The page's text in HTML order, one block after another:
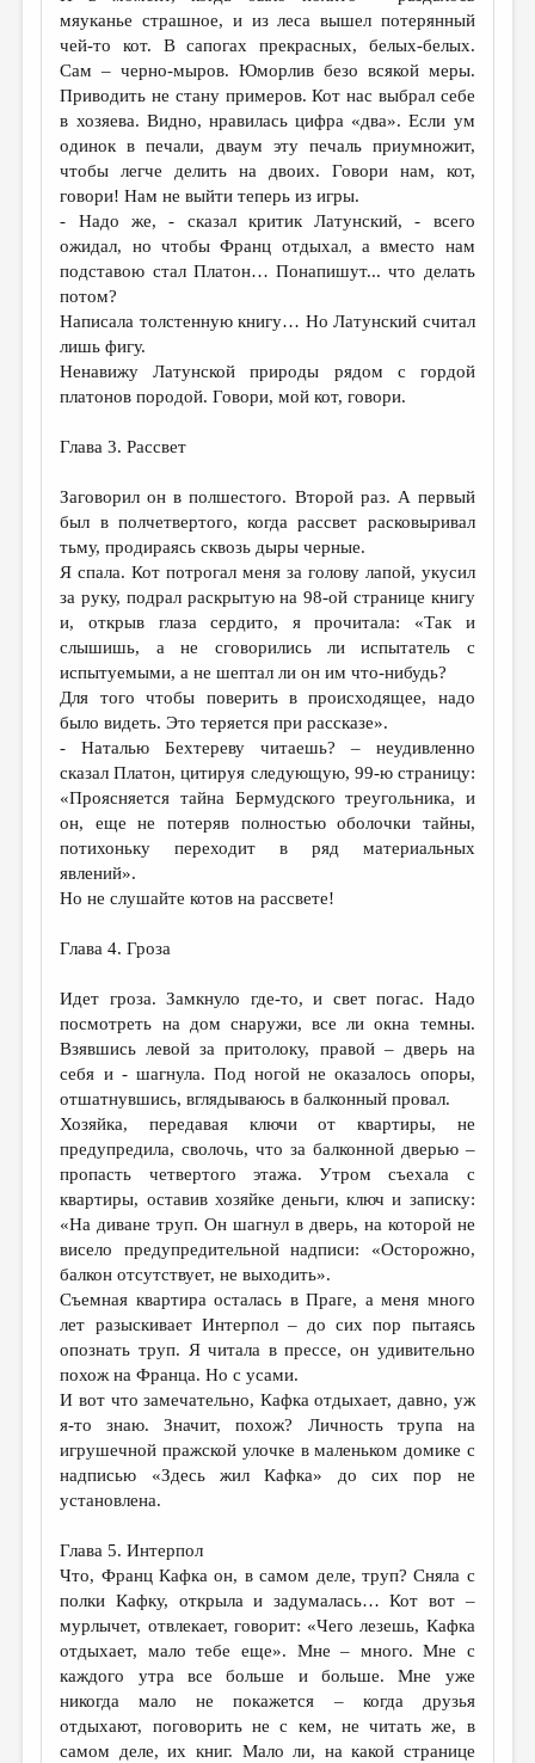
ВКОНТАКТЕ
мяуканье страшное, и из леса вышел потерянный
чей-то кот. В сапогах прекрасных, белых-белых.
Сам – черно-мыров. Юморлив безо всякой меры.
Приводить не стану примеров. Кот нас выбрал себе
в хозяева. Видно, нравилась цифра «два». Если ум
одинок в печали, дваум эту печаль приумножит,
чтобы легче делить на двоих. Говори нам, кот,
говори! Нам не выйти теперь из игры.
- Надо же, - сказал критик Латунский, - всего
ожидал, но чтобы Франц отдыхал, а вместо нам
подставою стал Платон… Понапишут... что делать
потом?
Написала толстенную книгу… Но Латунский считал
лишь фигу.
Ненавижу Латунской природы рядом с гордой
платонов породой. Говори, мой кот, говори.
Глава 3. Рассвет
Заговорил он в полшестого. Второй раз. А первый
был в полчетвертого, когда рассвет расковыривал
тьму, продираясь сквозь дыры черные.
Я спала. Кот потрогал меня за голову лапой, укусил
за руку, подрал раскрытую на 98-ой странице книгу
и, открыв глаза сердито, я прочитала: «Так и
слышишь, а не сговорились ли испытатель с
испытуемыми, а не шептал ли он им что-нибудь?
Для того чтобы поверить в происходящее, надо
было видеть. Это теряется при рассказе».
- Наталью Бехтереву читаешь? – неудивленно
сказал Платон, цитируя следующую, 99-ю страницу:
«Проясняется тайна Бермудского треугольника, и
он, еще не потеряв полностью оболочки тайны,
потихоньку переходит в ряд материальных
явлений».
Но не слушайте котов на рассвете!
Глава 4. Гроза
Идет гроза. Замкнуло где-то, и свет погас. Надо
посмотреть на дом снаружи, все ли окна темны.
Взявшись левой за притолоку, правой – дверь на
себя и - шагнула. Под ногой не оказалось опоры,
отшатнувшись, вглядываюсь в балконный провал.
Хозяйка, передавая ключи от квартиры, не
предупредила, сволочь, что за балконной дверью –
пропасть четвертого этажа. Утром съехала с
квартиры, оставив хозяйке деньги, ключ и записку:
«На диване труп. Он шагнул в дверь, на которой не
висело предупредительной надписи: «Осторожно,
балкон отсутствует, не выходить».
Съемная квартира осталась в Праге, а меня много
лет разыскивает Интерпол – до сих пор пытаясь
опознать труп. Я читала в прессе, он удивительно
похож на Франца. Но с усами.
И вот что замечательно, Кафка отдыхает, давно, уж
я-то знаю. Значит, похож? Личность трупа на
игрушечной пражской улочке в маленьком домике с
надписью «Здесь жил Кафка» до сих пор не
установлена.
Глава 5. Интерпол
Что, Франц Кафка он, в самом деле, труп? Сняла с
полки Кафку, открыла и задумалась… Кот вот –
мурлычет, отвлекает, говорит: «Чего лезешь, Кафка
отдыхает, мало тебе еще». Мне – много. Мне с
каждого утра все больше и больше. Мне уже
никогда мало не покажется – когда друзья
отдыхают, поговорить не с кем, не читать же, в
самом деле, их книг. Мало ли, на какой странице